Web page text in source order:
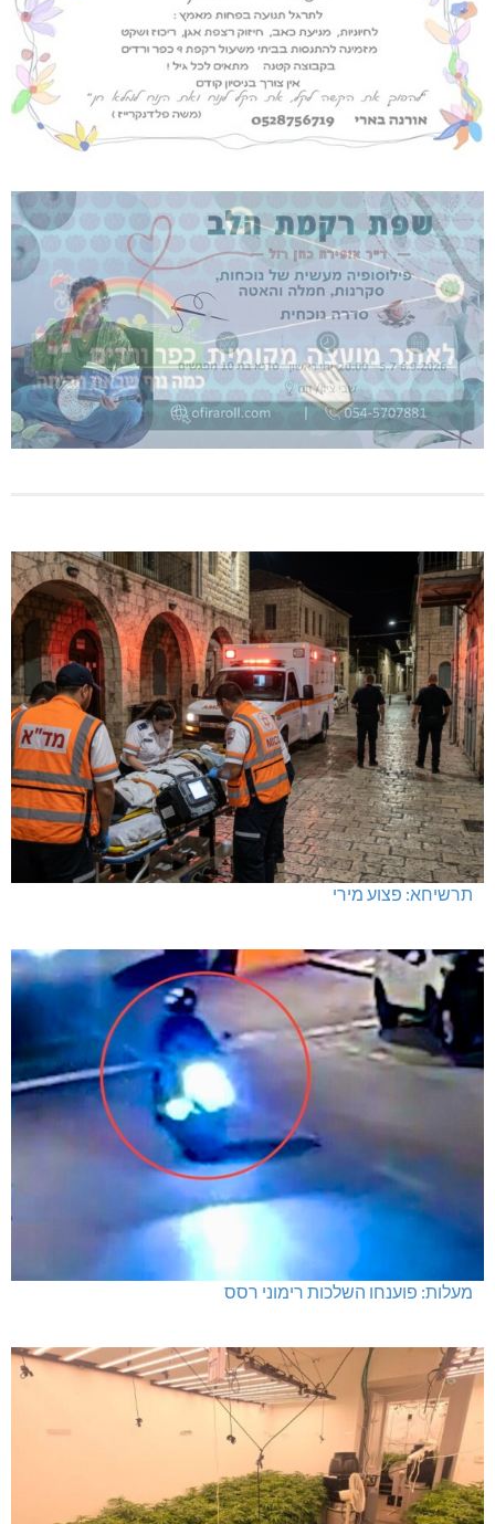
תרשיחא: פצוע מירי
מעלות: פוענחו השלכות רימוני רסס